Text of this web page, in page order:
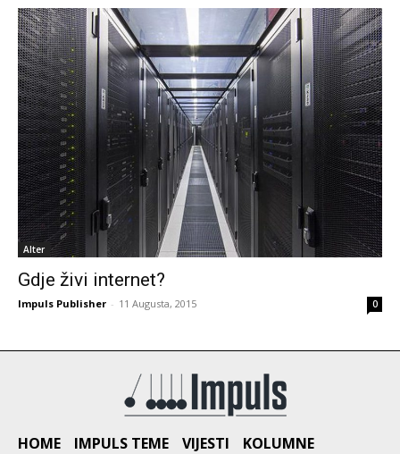
Alter
Gdje živi internet?
Impuls Publisher - 11 Augusta, 2015 0
HOME IMPULS TEME VIJESTI
KOLUMNE